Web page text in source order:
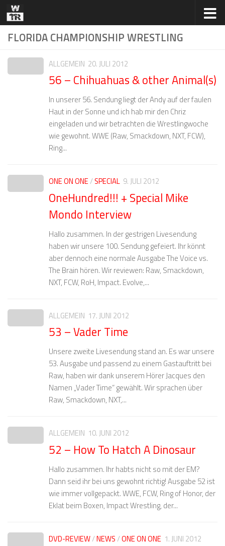
Zum Inhalt springen
FLORIDA CHAMPIONSHIP WRESTLING
ALLGEMEIN 20. JULI 2012
56 – Chihuahuas & other Animal(s)
In unserer 56. Sendung liegt der Andy auf der faulen
Haut in der Sonne und ich hab mir den Chriz
eingeladen und wir betrachten die Wrestlingwoche
wie gewohnt. WWE (Raw, Smackdown, NXT, FCW),
Ring...
ONE ON ONE/SPECIAL 9. JULI 2012
OneHundred!!! + Special Mike
Mondo Interview
Hallo zusammen. In der gestrigen Livesendung
haben wir unsere 100. Sendung gefeiert. Ihr könnt
aber dennoch eine normale Ausgabe The Voice vs.
The Brain hören. Wir reviewen: Raw, Smackdown,
NXT, FCW, RoH, Impact. Evolve,...
ALLGEMEIN 17. JUNI 2012
53 – Vader Time
Unsere zweite Livesendung stand an. Es war unsere
53. Ausgabe und passend zu einem Gastauftritt bei
Raw, haben wir dank unserem Hörer Jacques den
Namen „Vader Time“ gewählt. Wir sprachen über
Raw, Smackdown, NXT,...
ALLGEMEIN 10. JUNI 2012
52 – How To Hatch A Dinosaur
Hallo zusammen. Ihr habts nicht so mit der EM?
Dann seid ihr bei uns gewohnt richtig! Ausgabe 52 ist
wie immer vollgepackt. WWE, FCW, Ring of Honor, der
Eklat beim Boxen, Impact Wrestling, der...
DVD-REVIEW/NEWS/ONE ON ONE 1. JUNI 2012